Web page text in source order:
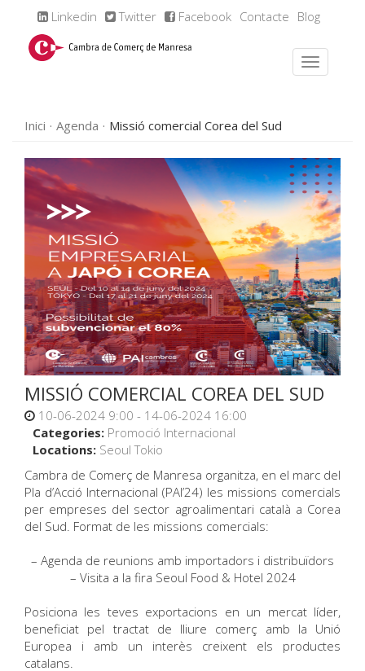
Linkedin Twitter Facebook Contacte Blog
Inici Agenda Missió comercial Corea del Sud
MISSIÓ COMERCIAL COREA DEL SUD
10-06-2024 9:00 - 14-06-2024 16:00
Categories: Promoció Internacional
Locations: Seoul Tokio
Cambra de Comerç de Manresa organitza, en el marc del
Pla d’Acció Internacional (PAI’24) les missions comercials
per empreses del sector agroalimentari català a Corea
del Sud. Format de les missions comercials:
– Agenda de reunions amb importadors i distribuïdors
– Visita a la fira Seoul Food & Hotel 2024
Posiciona les teves exportacions en un mercat líder,
beneficiat pel tractat de lliure comerç amb la Unió
Europea i amb un interès creixent els productes
catalans.